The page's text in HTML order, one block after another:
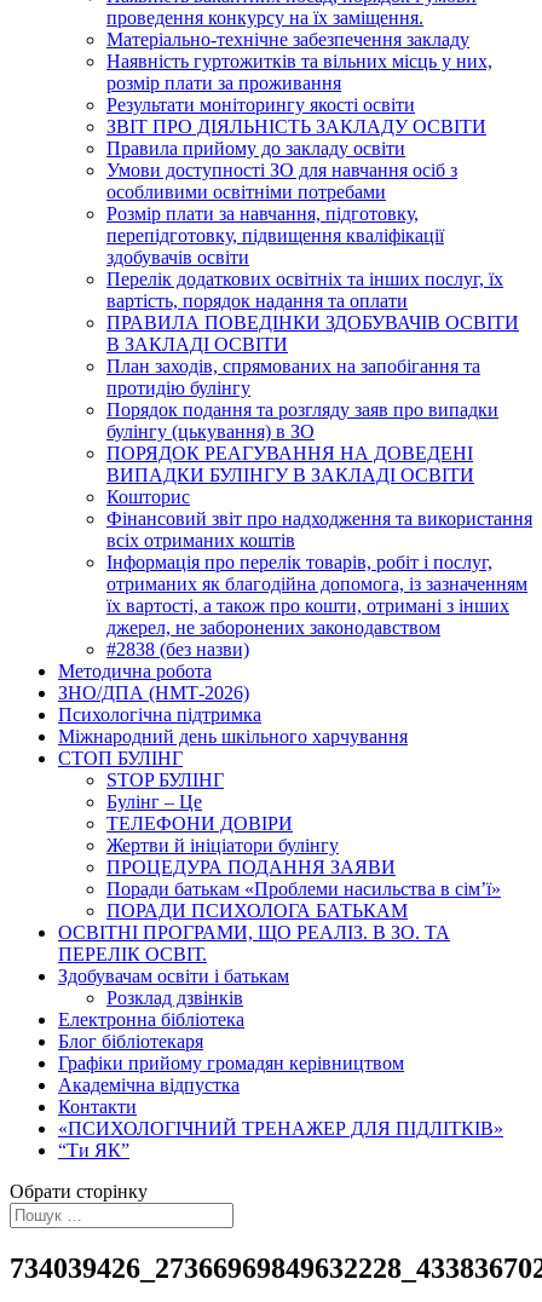
проведення конкурсу на їх заміщення.
Матеріально-технічне забезпечення закладу
Наявність гуртожитків та вільних місць у них,
розмір плати за проживання
Результати моніторингу якості освіти
ЗВІТ ПРО ДІЯЛЬНІСТЬ ЗАКЛАДУ ОСВІТИ
Правила прийому до закладу освіти
Умови доступності ЗО для навчання осіб з
особливими освітніми потребами
Розмір плати за навчання, підготовку,
перепідготовку, підвищення кваліфікації
здобувачів освіти
Перелік додаткових освітніх та інших послуг, їх
вартість, порядок надання та оплати
ПРАВИЛА ПОВЕДІНКИ ЗДОБУВАЧІВ ОСВІТИ
В ЗАКЛАДІ ОСВІТИ
План заходів, спрямованих на запобігання та
протидію булінгу
Порядок подання та розгляду заяв про випадки
булінгу (цькування) в ЗО
ПОРЯДОК РЕАГУВАННЯ НА ДОВЕДЕНІ
ВИПАДКИ БУЛІНГУ В ЗАКЛАДІ ОСВІТИ
Кошторис
Фінансовий звіт про надходження та використання
всіх отриманих коштів
Інформація про перелік товарів, робіт і послуг,
отриманих як благодійна допомога, із зазначенням
їх вартості, а також про кошти, отримані з інших
джерел, не заборонених законодавством
#2838 (без назви)
Методична робота
ЗНО/ДПА (НМТ-2026)
Психологічна підтримка
Міжнародний день шкільного харчування
СТОП БУЛІНГ
STOP БУЛІНГ
Булінг – Це
ТЕЛЕФОНИ ДОВІРИ
Жертви й ініціатори булінгу
ПРОЦЕДУРА ПОДАННЯ ЗАЯВИ
Поради батькам «Проблеми насильства в сім’ї»
ПОРАДИ ПСИХОЛОГА БАТЬКАМ
ОСВІТНІ ПРОГРАМИ, ЩО РЕАЛІЗ. В ЗО. ТА
ПЕРЕЛІК ОСВІТ.
Здобувачам освіти і батькам
Розклад дзвінків
Електронна бібліотека
Блог бібліотекаря
Графіки прийому громадян керівництвом
Академічна відпустка
Контакти
«ПСИХОЛОГІЧНИЙ ТРЕНАЖЕР ДЛЯ ПІДЛІТКІВ»
“Ти ЯК”
Обрати сторінку